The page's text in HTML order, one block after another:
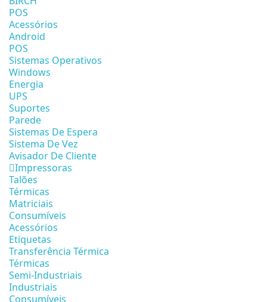
POS
Acessórios
Android
POS
Sistemas Operativos
Windows
Energia
UPS
Suportes
Parede
Sistemas De Espera
Sistema De Vez
Avisador De Cliente
Impressoras
Talões
Térmicas
Matriciais
Consumíveis
Acessórios
Etiquetas
Transferência Térmica
Térmicas
Semi-Industriais
Industriais
Consumíveis